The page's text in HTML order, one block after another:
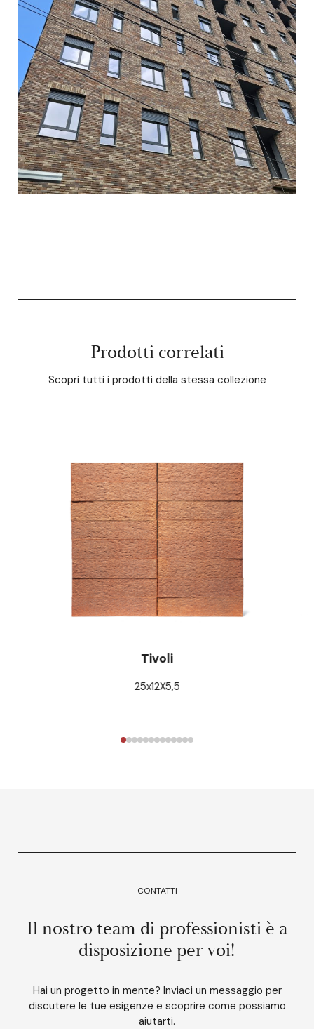
Prodotti correlati
Scopri tutti i prodotti della stessa collezione
Tivoli
25x12X5,5
CONTATTI
Il nostro team di professionisti è a
disposizione per voi!
Hai un progetto in mente? Inviaci un messaggio per
discutere le tue esigenze e scoprire come possiamo
aiutarti.